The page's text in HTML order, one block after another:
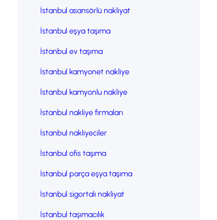
İstanbul asansörlü nakliyat
İstanbul eşya taşıma
İstanbul ev taşıma
İstanbul kamyonet nakliye
İstanbul kamyonlu nakliye
İstanbul nakliye firmaları
İstanbul nakliyeciler
İstanbul ofis taşıma
İstanbul parça eşya taşıma
İstanbul sigortalı nakliyat
İstanbul taşımacılık